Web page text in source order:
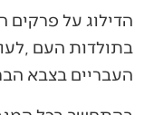
‬העבריים‭ ‬בצבא‭ ‬הבריטי‭. ‬